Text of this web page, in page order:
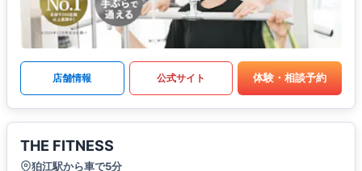
店舗情報 公式サイト 体験・相談予約
THE FITNESS
狛江駅から車で5分